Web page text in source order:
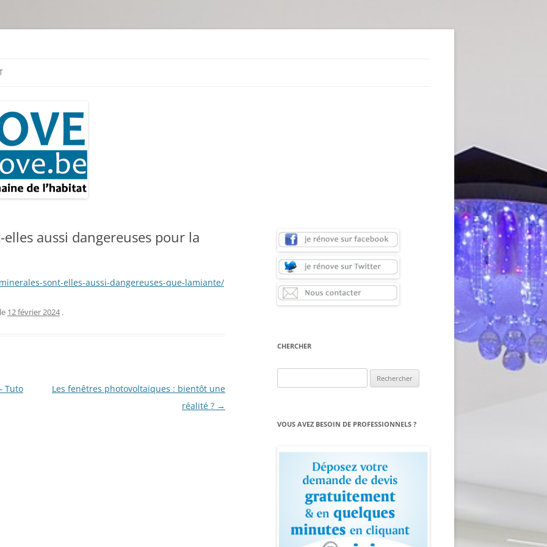
aussi dangereuses pour la
sont-elles-aussi-dangereuses-que-lamiante/
le 12 février 2024 .
Tuto
Les fenêtres photovoltaïques : bientôt une
réalité ? →
CHERCHER
VOUS AVEZ BESOIN DE PROFESSIONNELS ?